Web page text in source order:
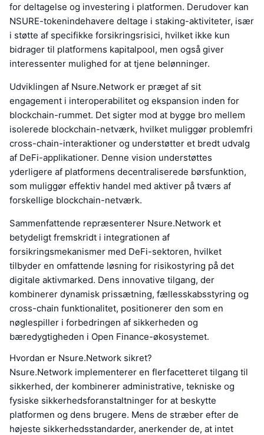
for deltagelse og investering i platformen. Derudover kan
NSURE-tokenindehavere deltage i staking-aktiviteter, især
i støtte af specifikke forsikringsrisici, hvilket ikke kun
bidrager til platformens kapitalpool, men også giver
interessenter mulighed for at tjene belønninger.
Udviklingen af Nsure.Network er præget af sit
engagement i interoperabilitet og ekspansion inden for
blockchain-rummet. Det sigter mod at bygge bro mellem
isolerede blockchain-netværk, hvilket muliggør problemfri
cross-chain-interaktioner og understøtter et bredt udvalg
af DeFi-applikationer. Denne vision understøttes
yderligere af platformens decentraliserede børsfunktion,
som muliggør effektiv handel med aktiver på tværs af
forskellige blockchain-netværk.
Sammenfattende repræsenterer Nsure.Network et
betydeligt fremskridt i integrationen af
forsikringsmekanismer med DeFi-sektoren, hvilket
tilbyder en omfattende løsning for risikostyring på det
digitale aktivmarked. Dens innovative tilgang, der
kombinerer dynamisk prissætning, fællesskabsstyring og
cross-chain funktionalitet, positionerer den som en
nøglespiller i forbedringen af sikkerheden og
bæredygtigheden i Open Finance-økosystemet.
Hvordan er Nsure.Network sikret?
Nsure.Network implementerer en flerfacetteret tilgang til
sikkerhed, der kombinerer administrative, tekniske og
fysiske sikkerhedsforanstaltninger for at beskytte
platformen og dens brugere. Mens de stræber efter de
højeste sikkerhedsstandarder, anerkender de, at intet